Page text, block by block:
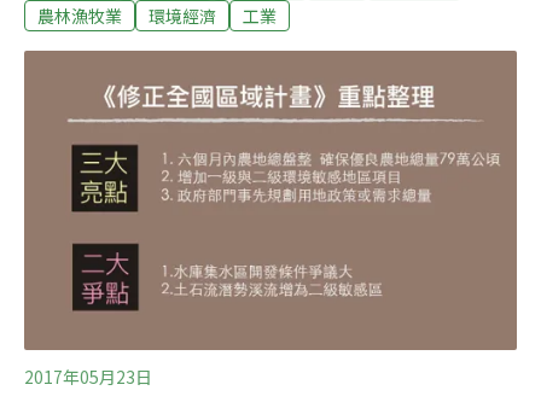
年的土地規劃，台中市長林佳龍高度重視，特率秘書長、
過，台中區域計畫不再增加住商區，產業用地新增388公
頃，農地維護總量為4.81萬公頃。值得注意的是，台中新
增產業用地超過經濟部工業局限定的146公頃。區委會雖
原則通過台中區域計畫，仍要求台中與中部縣市協調後再
提區委會報告。十年整體土地規劃 就在台中市區域計畫台
中市區域計畫是考量台中環境、資源、現況及願景所做的
整體空間（土地）規畫，計畫以2026年為期程。農地方
面，台中劃定應維護農地面積總
農林漁牧業
環境經濟 工業
2017年05月23日